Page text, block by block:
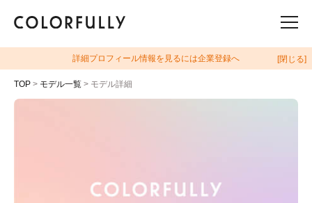
詳細プロフィール情報を見るには企業登録へ [閉じる]
TOP > モデル一覧 > モデル詳細